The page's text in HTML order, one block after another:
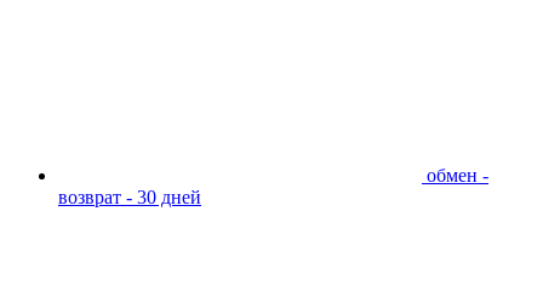
обмен -
возврат - 30 дней